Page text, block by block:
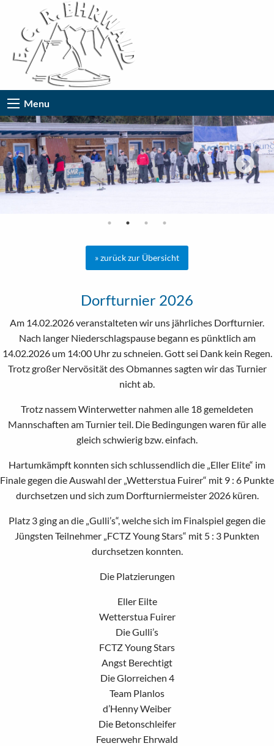
Menu
» zurück zur Übersicht
Dorfturnier 2026
Am 14.02.2026 veranstalteten wir uns jährliches Dorfturnier.
Nach langer Niederschlagspause begann es pünktlich am
14.02.2026 um 14:00 Uhr zu schneien. Gott sei Dank kein Regen.
Trotz großer Nervösität des Obmannes sagten wir das Turnier
nicht ab.
Trotz nassem Winterwetter nahmen alle 18 gemeldeten
Mannschaften am Turnier teil. Die Bedingungen waren für alle
gleich schwierig bzw. einfach.
Hartumkämpft konnten sich schlussendlich die „Eller Elite“ im
Finale gegen die Auswahl der „Wetterstua Fuirer“ mit 9 : 6 Punkte
durchsetzen und sich zum Dorfturniermeister 2026 küren.
Platz 3 ging an die „Gulli’s“, welche sich im Finalspiel gegen die
Jüngsten Teilnehmer „FCTZ Young Stars“ mit 5 : 3 Punkten
durchsetzen konnten.
Die Platzierungen
Eller Eilte
Wetterstua Fuirer
Die Gulli’s
FCTZ Young Stars
Angst Berechtigt
Die Glorreichen 4
Team Planlos
d’Henny Weiber
Die Betonschleifer
Feuerwehr Ehrwald